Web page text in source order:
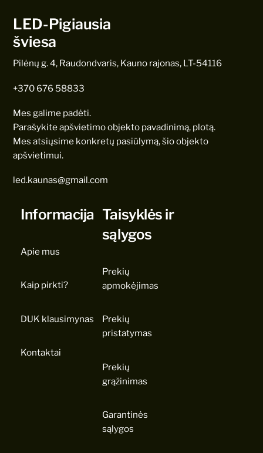
LED-Pigiausia
šviesa
Pilėnų g. 4, Raudondvaris, Kauno rajonas, LT-54116
+370 676 58833
Mes galime padėti.
Parašykite apšvietimo objekto pavadinimą, plotą.
Mes atsiųsime konkretų pasiūlymą, šio objekto
apšvietimui.
led.kaunas@gmail.com
Informacija
Apie mus
Kaip pirkti?
DUK klausimynas
Kontaktai
Taisyklės ir
sąlygos
Prekių
apmokėjimas
Prekių
pristatymas
Prekių
grąžinimas
Garantinės
sąlygos